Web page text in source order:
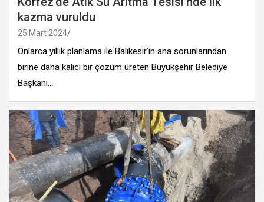
kazma vuruldu
25 Mart 2024
Onlarca yıllık planlama ile Balıkesir’in ana sorunlarından
birine daha kalıcı bir çözüm üreten Büyükşehir Belediye
Başkanı…